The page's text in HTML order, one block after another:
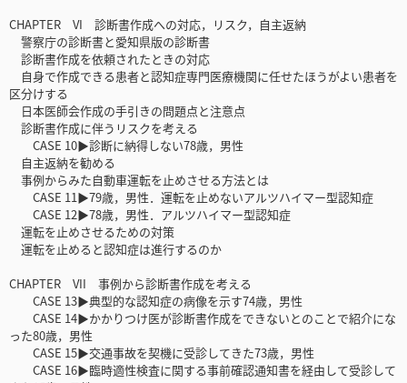
CHAPTER VI 診断書作成への対応，リスク，自主返納
警察庁の診断書と愛知県版の診断書
診断書作成を依頼されたときの対応
自身で作成できる患者と認知症専門医療機関に任せたほうがよい患者を
区分けする
日本医師会作成の手引きの問題点と注意点
診断書作成に伴うリスクを考える
CASE 10▶診断に納得しない78歳，男性
自主返納を勧める
事例からみた自動車運転を止めさせる方法とは
CASE 11▶79歳，男性．運転を止めないアルツハイマー型認知症
CASE 12▶78歳，男性．アルツハイマー型認知症
運転を止めさせるための対策
運転を止めると認知症は進行するのか
CHAPTER VII 事例から診断書作成を考える
CASE 13▶典型的な認知症の病像を示す74歳，男性
CASE 14▶かかりつけ医が診断書作成をできないとのことで紹介にな
った80歳，男性
CASE 15▶交通事故を契機に受診してきた73歳，男性
CASE 16▶臨時適性検査に関する事前確認通知書を経由して受診して